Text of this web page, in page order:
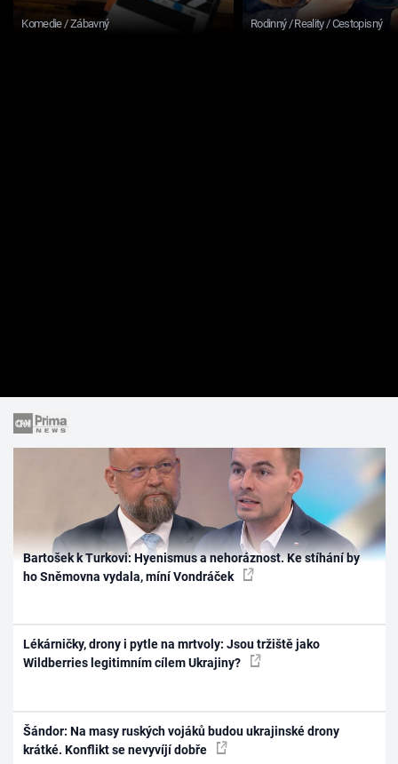
Komedie / Zábavný Rodinný / Reality / Cestopisný
Bartošek k Turkovi: Hyenismus a nehoráznost. Ke stíhání by
ho Sněmovna vydala, míní Vondráček
Lékárničky, drony i pytle na mrtvoly: Jsou tržiště jako
Wildberries legitimním cílem Ukrajiny?
Šándor: Na masy ruských vojáků budou ukrajinské drony
krátké. Konflikt se nevyvíjí dobře